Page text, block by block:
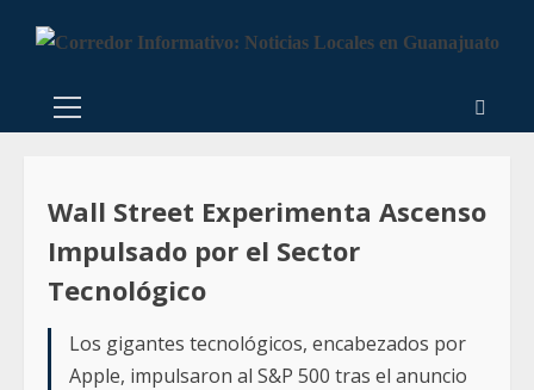
Wall Street Experimenta Ascenso
Impulsado por el Sector
Tecnológico
Los gigantes tecnológicos, encabezados por
Apple, impulsaron al S&P 500 tras el anuncio